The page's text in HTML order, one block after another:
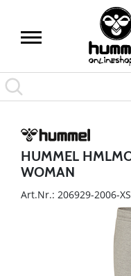
HUMMEL
WOMAN
Art.Nr.: 206929-2006-XS